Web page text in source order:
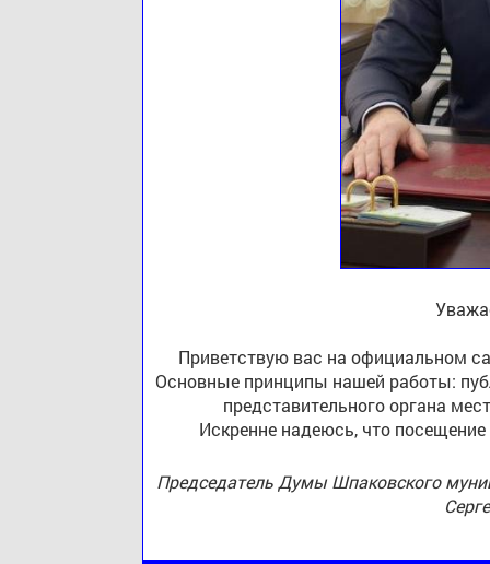
Приветствую вас на официальном
Основные принципы нашей работы:
представительного органа
Искренне надеюсь, что
Председатель Думы Шпаковского